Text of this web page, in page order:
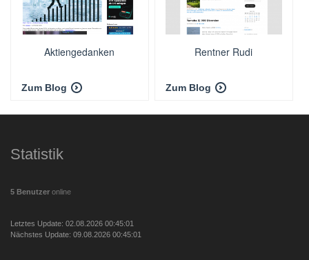
Aktiengedanken
Zum Blog
Rentner Rudi
Zum Blog
Statistik
5 Benutzer online
Letztes Update: 02.08.2026 00:45:01
Nächstes Update: 09.08.2026 00:45:01